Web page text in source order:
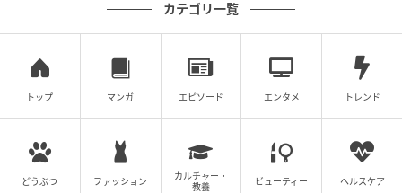
エキサイトニュース
カテゴリ一覧
トップ マンガ エピソード エンタメ トレンド
どうぶつ ファッション
カルチャー・
教養
ビューティー ヘルスケア